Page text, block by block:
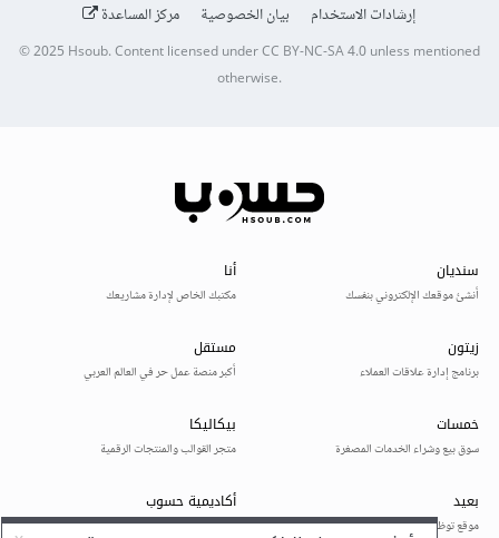
إرشادات الاستخدام
بيان الخصوصية مركز المساعدة
© 2025Hsoub.Content licensed underCC BY-NC-SA 4.0unless mentioned
otherwise.